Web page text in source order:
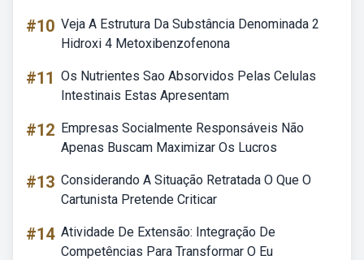
#10 Veja A Estrutura Da Substância Denominada 2
Hidroxi 4 Metoxibenzofenona
#11 Os Nutrientes Sao Absorvidos Pelas Celulas
Intestinais Estas Apresentam
#12 Empresas Socialmente Responsáveis Não
Apenas Buscam Maximizar Os Lucros
#13 Considerando A Situação Retratada O Que O
Cartunista Pretende Criticar
#14 Atividade De Extensão: Integração De
Competências Para Transformar O Eu